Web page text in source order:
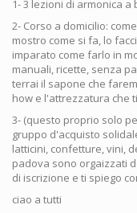
1- 3 lezioni di armonica
2- Corso a domicilio:
mostro come si fa, lo
imparato come farlo in
manuali, ricette, senza
terrai il sapone che
how e l'attrezzatura che
3- (questo proprio solo
gruppo d'acquisto
latticini, confetture, vini,
padova sono orgaizzati
di iscrizione e ti spiego
ciao a tutti